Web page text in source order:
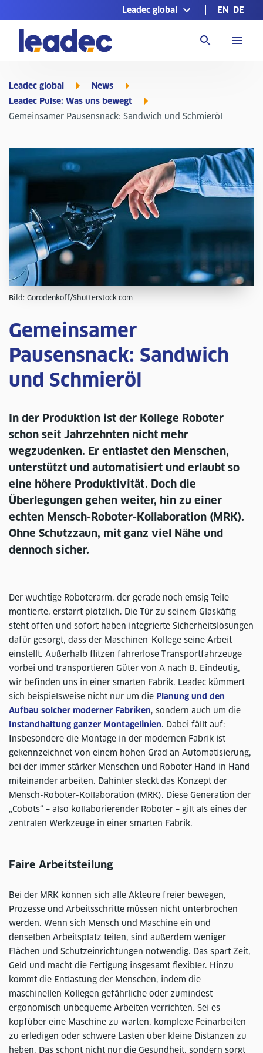
Leadec global EN DE
Zur
Homepage
Leadec global
News
Leadec Pulse: Was uns bewegt
Gemeinsamer Pausensnack: Sandwich und Schmieröl
Bild: Gorodenkoff/Shutterstock.com
Gemeinsamer
Pausensnack: Sandwich
und Schmieröl
In der Produktion ist der Kollege Roboter
schon seit Jahrzehnten nicht mehr
wegzudenken. Er entlastet den Menschen,
unterstützt und automatisiert und erlaubt so
eine höhere Produktivität. Doch die
Überlegungen gehen weiter, hin zu einer
echten Mensch-Roboter-Kollaboration (MRK).
Ohne Schutzzaun, mit ganz viel Nähe und
dennoch sicher.
Der wuchtige Roboterarm, der gerade noch emsig Teile
montierte, erstarrt plötzlich. Die Tür zu seinem Glaskäfig
steht offen und sofort haben integrierte Sicherheitslösungen
dafür gesorgt, dass der Maschinen-Kollege seine Arbeit
einstellt. Außerhalb flitzen fahrerlose Transportfahrzeuge
vorbei und transportieren Güter von A nach B. Eindeutig,
wir befinden uns in einer smarten Fabrik. Leadec kümmert
sich beispielsweise nicht nur um die Planung und den
Aufbau solcher moderner Fabriken, sondern auch um die
Instandhaltung ganzer Montagelinien. Dabei fällt auf:
Insbesondere die Montage in der modernen Fabrik ist
gekennzeichnet von einem hohen Grad an Automatisierung,
bei der immer stärker Menschen und Roboter Hand in Hand
miteinander arbeiten. Dahinter steckt das Konzept der
Mensch-Roboter-Kollaboration (MRK). Diese Generation der
„Cobots“ – also kollaborierender Roboter – gilt als eines der
zentralen Werkzeuge in einer smarten Fabrik.
Faire Arbeitsteilung
Bei der MRK können sich alle Akteure freier bewegen,
Prozesse und Arbeitsschritte müssen nicht unterbrochen
werden. Wenn sich Mensch und Maschine ein und
denselben Arbeitsplatz teilen, sind außerdem weniger
Flächen und Schutzeinrichtungen notwendig. Das spart Zeit,
Geld und macht die Fertigung insgesamt flexibler. Hinzu
kommt die Entlastung der Menschen, indem die
maschinellen Kollegen gefährliche oder zumindest
ergonomisch unbequeme Arbeiten verrichten. Sei es
kopfüber eine Maschine zu warten, komplexe Feinarbeiten
zu erledigen oder schwere Lasten über kleine Distanzen zu
heben. Das schont nicht nur die Gesundheit, sondern sorgt